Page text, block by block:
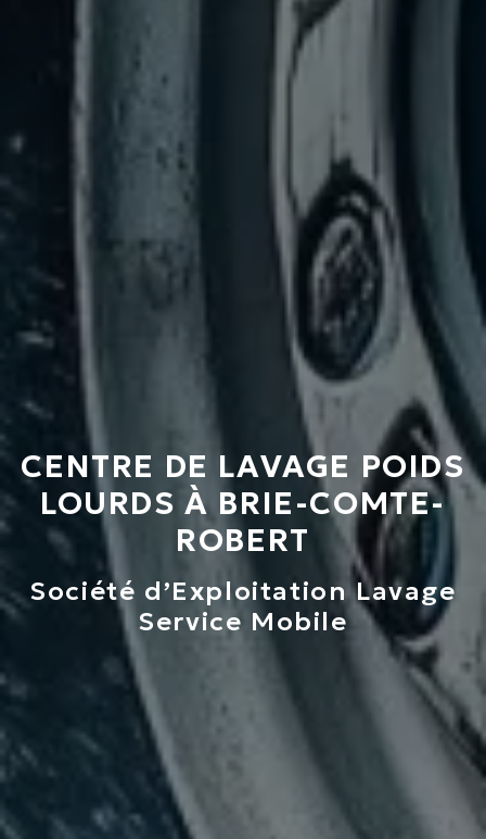
CENTRE DE LAVAGE POIDS
LOURDS À BRIE-COMTE-
ROBERT
Société d’Exploitation Lavage
Service Mobile